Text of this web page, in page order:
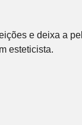
e deixa a
esteticista.